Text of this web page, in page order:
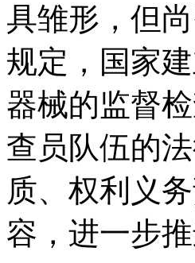
具雏形，但
规定，国家
器械的监督
查员队伍的
质、权利义
容，进一步